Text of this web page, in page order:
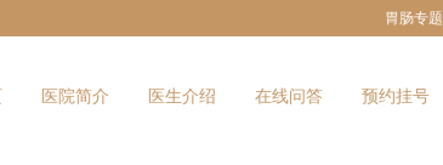
胃肠专题
医院简介 医生介绍 在线问答 预约挂号